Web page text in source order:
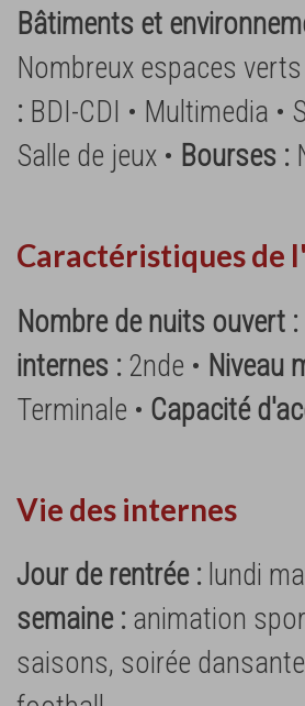
Bâtiments et
Nombreux espaces
: BDI-CDI • Multimedia •
Salle de jeux • Bourses :
Caractéristiques de
Nombre de nuits ouvert :
internes : 2nde • Niveau
Terminale • Capacité
Vie des internes
Jour de rentrée : lundi
semaine : animation
saisons, soirée